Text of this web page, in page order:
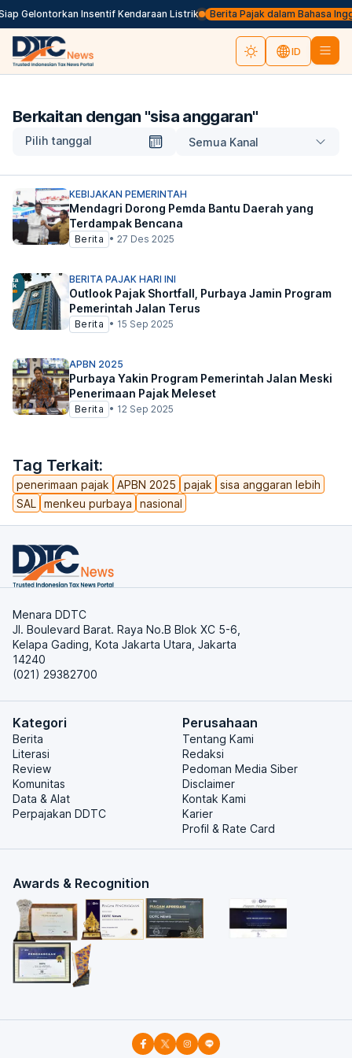
Gelontorkan Insentif Kendaraan Listrik Berita Pajak dalam Bahasa
ID
Berkaitan dengan "sisa anggaran"
Pilih tanggal Semua Kanal
Tag Terkait:
penerimaan pajak APBN 2025 pajak
sisa anggaran lebih
SAL
menkeu purbaya nasional
KEBIJAKAN PEMERINTAH
Mendagri Dorong Pemda Bantu Daerah yang
Terdampak Bencana
Berita • 27 Des 2025
BERITA PAJAK HARI INI
Outlook Pajak Shortfall, Purbaya Jamin Program
Pemerintah Jalan Terus
Berita • 15 Sep 2025
APBN 2025
Purbaya Yakin Program Pemerintah Jalan Meski
Penerimaan Pajak Meleset
Berita • 12 Sep 2025
Menara DDTC
Jl. Boulevard Barat. Raya No.B Blok XC 5-6,
Kelapa Gading, Kota Jakarta Utara, Jakarta
14240
(021) 29382700
Kategori
Berita
Literasi
Review
Komunitas
Data & Alat
Perpajakan DDTC
Perusahaan
Tentang Kami
Redaksi
Pedoman Media Siber
Disclaimer
Kontak Kami
Karier
Profil & Rate Card
Awards & Recognition